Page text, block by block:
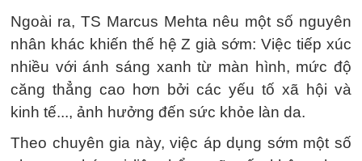
Ngoài ra, TS Marcus Mehta nêu một số nguyên
nhân khác khiến thế hệ Z già sớm: Việc tiếp xúc
nhiều với ánh sáng xanh từ màn hình, mức độ
căng thẳng cao hơn bởi các yếu tố xã hội và
kinh tế..., ảnh hưởng đến sức khỏe làn da.
Theo chuyên gia này, việc áp dụng sớm một số